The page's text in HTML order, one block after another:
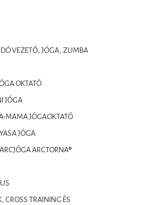
VEZETŐ, JÓGA, ZUMBA
OKTATÓ
JÓGA
MAMA JÓGAOKTATÓ
JÓGA
ARCTORNA®
CROSS TRAINING ÉS